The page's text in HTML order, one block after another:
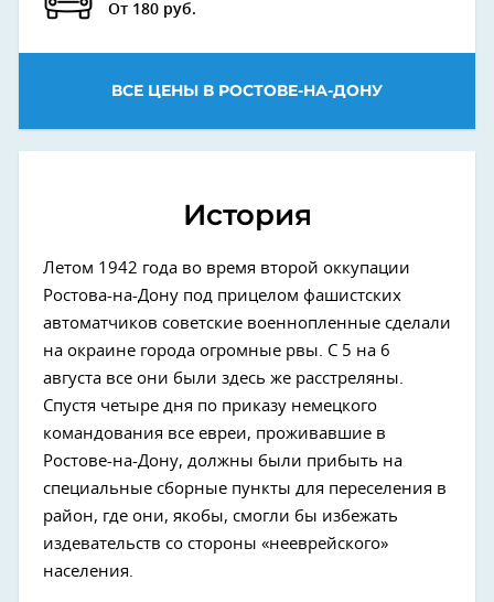
От 180 руб.
ВСЕ ЦЕНЫ В РОСТОВЕ-НА-ДОНУ
История
Летом 1942 года во время второй оккупации
Ростова-на-Дону под прицелом фашистских
автоматчиков советские военнопленные сделали
на окраине города огромные рвы. С 5 на 6
августа все они были здесь же расстреляны.
Спустя четыре дня по приказу немецкого
командования все евреи, проживавшие в
Ростове-на-Дону, должны были прибыть на
специальные сборные пункты для переселения в
район, где они, якобы, смогли бы избежать
издевательств со стороны «нееврейского»
населения.